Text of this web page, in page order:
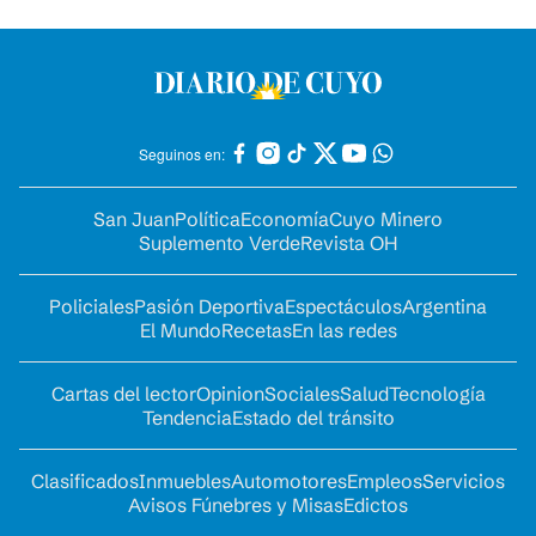
Seguinos en:
San JuanPolíticaEconomíaCuyo Minero
Suplemento VerdeRevista OH
PolicialesPasión DeportivaEspectáculosArgentina
El MundoRecetasEn las redes
Cartas del lectorOpinionSocialesSaludTecnología
TendenciaEstado del tránsito
ClasificadosInmueblesAutomotoresEmpleosServicios
Avisos Fúnebres y MisasEdictos